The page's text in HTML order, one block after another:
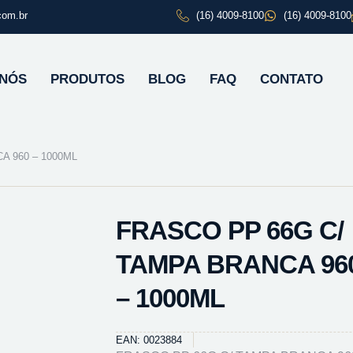
(16) 4009-8100 (16) 4009-8100
PRODUTOS BLOG FAQ CONTATO
960 – 1000ML
FRASCO PP 66G C/
TAMPA BRANCA
– 1000ML
EAN: 0023884